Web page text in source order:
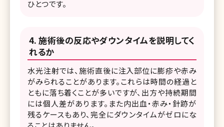
ひとつです。
施術後の反応やダウンタイムを説明してく
れるか
水光注射では、施術直後に注入部位に膨疹や赤み
がみられることがあります。これらは時間の経過と
ともに落ち着くことが多いですが、出方や持続期間
には個人差があります。また内出血・赤み・針跡が
残るケースもあり、完全にダウンタイムがゼロにな